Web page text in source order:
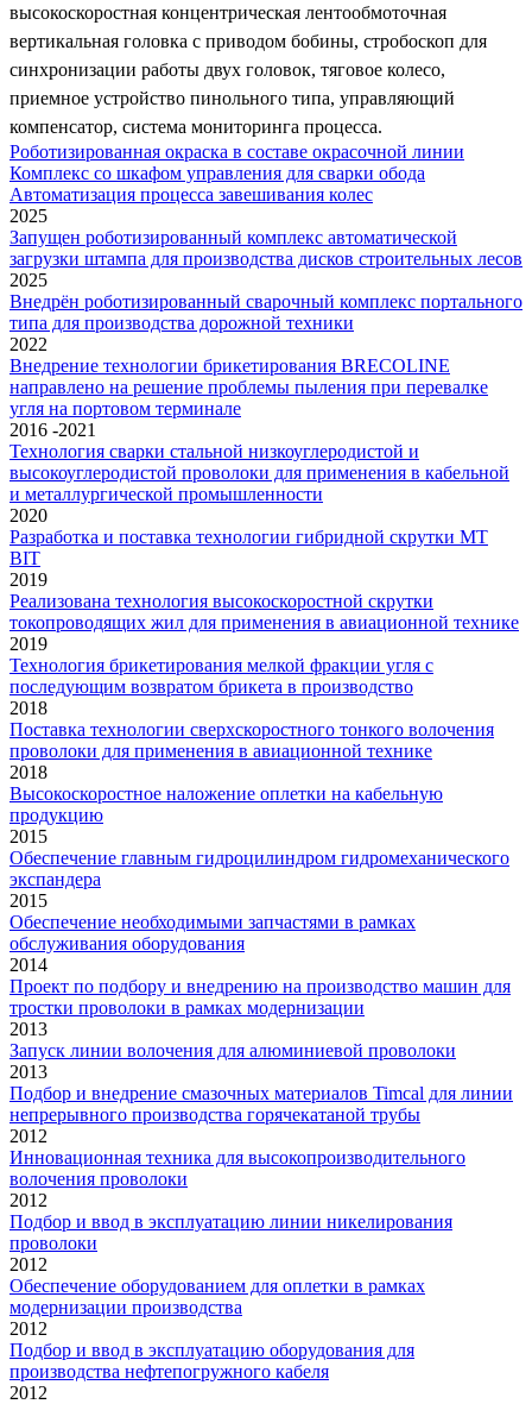
высокоскоростная концентрическая лентообмоточная
вертикальная головка с приводом бобины, стробоскоп для
синхронизации работы двух головок, тяговое колесо,
приемное устройство пинольного типа, управляющий
компенсатор, система мониторинга процесса.
Роботизированная окраска в составе окрасочной линии
Комплекс со шкафом управления для сварки обода
Автоматизация процесса завешивания колес
2025
Запущен роботизированный комплекс автоматической
загрузки штампа для производства дисков строительных лесов
2025
Внедрён роботизированный сварочный комплекс портального
типа для производства дорожной техники
2022
Внедрение технологии брикетирования BRECOLINE
направлено на решение проблемы пыления при перевалке
угля на портовом терминале
2016 -2021
Технология сварки стальной низкоуглеродистой и
высокоуглеродистой проволоки для применения в кабельной
и металлургической промышленности
2020
Разработка и поставка технологии гибридной скрутки MT
BIT
2019
Реализована технология высокоскоростной скрутки
токопроводящих жил для применения в авиационной технике
2019
Технология брикетирования мелкой фракции угля с
последующим возвратом брикета в производство
2018
Поставка технологии сверхскоростного тонкого волочения
проволоки для применения в авиационной технике
2018
Высокоскоростное наложение оплетки на кабельную
продукцию
2015
Обеспечение главным гидроцилиндром гидромеханического
экспандера
2015
Обеспечение необходимыми запчастями в рамках
обслуживания оборудования
2014
Проект по подбору и внедрению на производство машин для
тростки проволоки в рамках модернизации
2013
Запуск линии волочения для алюминиевой проволоки
2013
Подбор и внедрение смазочных материалов Timcal для линии
непрерывного производства горячекатаной трубы
2012
Инновационная техника для высокопроизводительного
волочения проволоки
2012
Подбор и ввод в эксплуатацию линии никелирования
проволоки
2012
Обеспечение оборудованием для оплетки в рамках
модернизации производства
2012
Подбор и ввод в эксплуатацию оборудования для
производства нефтепогружного кабеля
2012